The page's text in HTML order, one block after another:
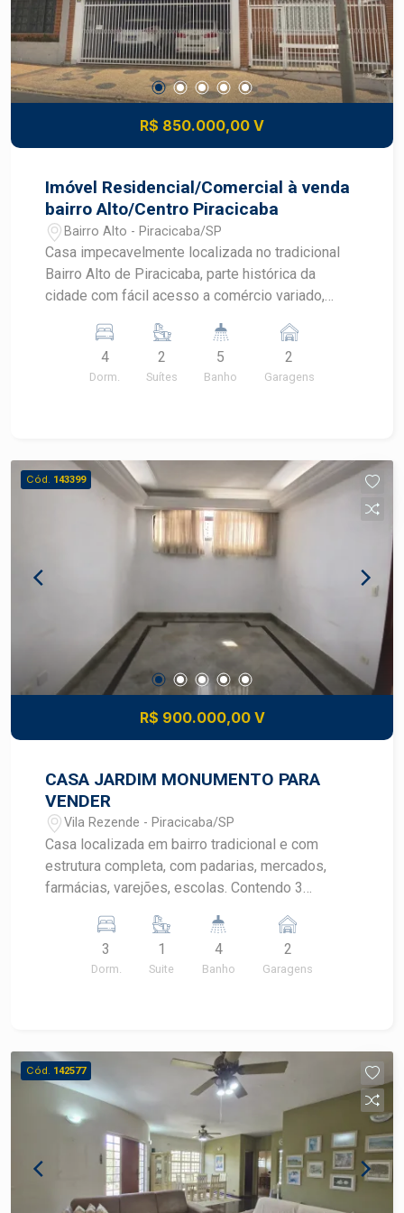
R$ 850.000,00 V
Imóvel Residencial/Comercial à venda
bairro Alto/Centro Piracicaba
Bairro Alto - Piracicaba/SP
Casa impecavelmente localizada no tradicional
Bairro Alto de Piracicaba, parte histórica da
cidade com fácil acesso a comércio variado,
imóvel está próximo à famosa Sorveteria Paris.
Essa região apresenta excelente infraestrutura
urbana e mobilidade, sendo destaque entre os
dormitórios com armários, sendo 2 suítes -
Escritório - Área de luz - Cozinha com armários
- Edícula estilo sobrado - 2 vagas de garagem
Versátil com vocação comercial, sujeito à
negócio próprio Excelente localização residencial
e comercial, ideal para quem busca praticidade,
conforto e potencial de investimento Construa
seu futuro com quem é agente de
desenvolvimento do mercado imobiliário de
Piracicaba. Agende sua visita.
4
Dorm.
2
Suítes
5
Banho
2
Garagens
Cód. 143399
R$ 900.000,00 V
CASA JARDIM MONUMENTO PARA
VENDER
Vila Rezende - Piracicaba/SP
Casa localizada em bairro tradicional e com
estrutura completa, com padarias, mercados,
farmácias, varejões, escolas. Contendo 3
Ampla sala de visita e de jantar. Espaçosa
cozinha com armários. Quintal com bela área
gourmet e área de serviço separados. Amplo
3
Dorm.
1
Suite
4
Banho
2
Garagens
Cód. 142577